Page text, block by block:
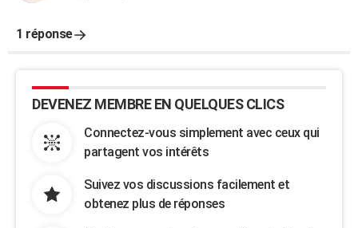
1 réponse
DEVENEZ MEMBRE EN QUELQUES CLICS
Connectez-vous simplement avec ceux qui
partagent vos intérêts
Suivez vos discussions facilement et
obtenez plus de réponses